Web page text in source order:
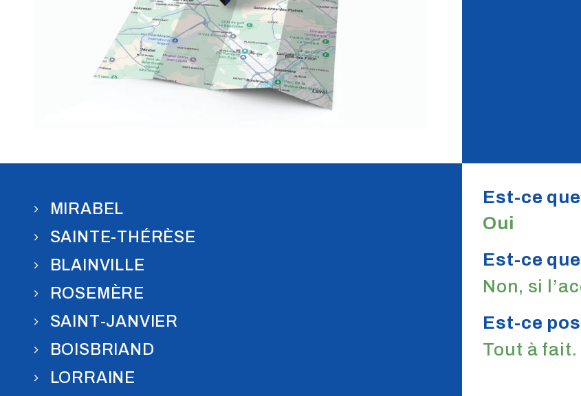
MIRABEL
SAINTE-THÉRÈSE
BLAINVILLE
ROSEMÈRE
SAINT-JANVIER
BOISBRIAND
LORRAINE
Est-ce
Oui
Est-ce
Non, si
Est-ce
Tout à fait.